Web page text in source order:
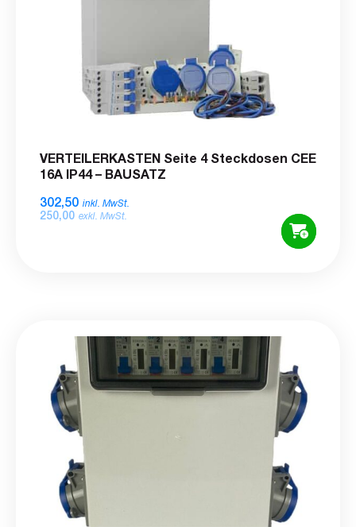
VERTEILERKASTEN Seite 4 Steckdosen CEE
16A IP44 – BAUSATZ
302,50 inkl. MwSt.
250,00 exkl. MwSt.